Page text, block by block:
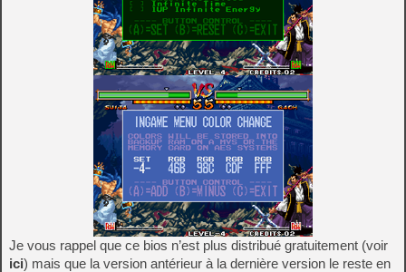
Je vous rappel que ce bios n’est plus distribué gratuitement (voir
ici) mais que la version antérieur à la dernière version le reste en